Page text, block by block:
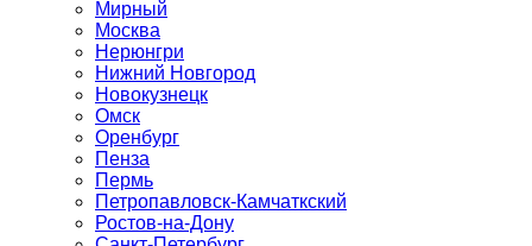
Мирный
Москва
Нерюнгри
Нижний Новгород
Новокузнецк
Омск
Оренбург
Пенза
Пермь
Петропавловск-Камчаткский
Ростов-на-Дону